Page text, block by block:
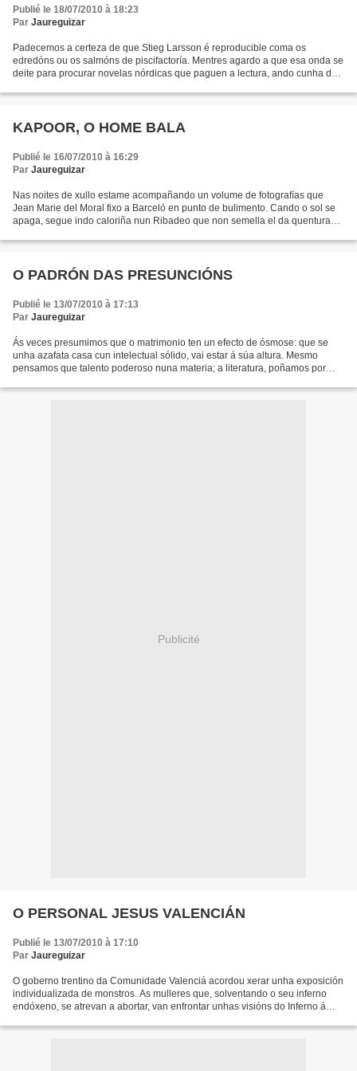
Publié le 18/07/2010 à 18:23
Par Jaureguizar
Padecemos a certeza de que Stieg Larsson é reproducible coma os
edredóns ou os salmóns de piscifactoría. Mentres agardo a que esa onda se
deite para procurar novelas nórdicas que paguen a lectura, ando cunha de
KAPOOR, O HOME BALA
Publié le 16/07/2010 à 16:29
Par Jaureguizar
Nas noites de xullo estame acompañando un volume de fotografías que
Jean Marie del Moral fixo a Barceló en punto de bulimento. Cando o sol se
apaga, segue indo caloriña nun Ribadeo que non semella el da quentura
O PADRÓN DAS PRESUNCIÓNS
Publié le 13/07/2010 à 17:13
Par Jaureguizar
Ás veces presumimos que o matrimonio ten un efecto de ósmose: que se
unha azafata casa cun intelectual sólido, vai estar á súa altura. Mesmo
pensamos que talento poderoso nuna materia; a literatura, poñamos por
Publicité
O PERSONAL JESUS VALENCIÁN
Publié le 13/07/2010 à 17:10
Par Jaureguizar
O goberno trentino da Comunidade Valenciá acordou xerar unha exposición
individualizada de monstros. As mulleres que, solventando o seu inferno
endóxeno, se atrevan a abortar, van enfrontar unhas visións do Inferno á